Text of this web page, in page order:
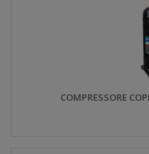
COMPRESSORE